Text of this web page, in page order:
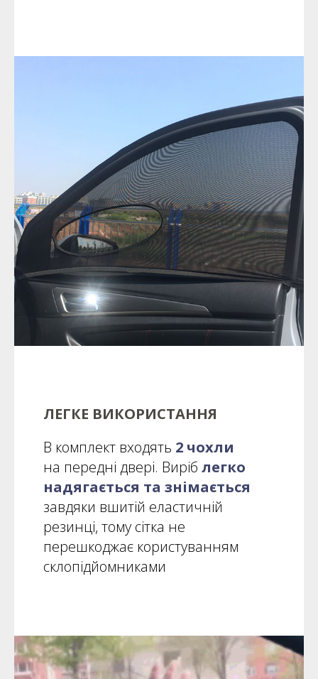
ЛЕГКЕ ВИКОРИСТАННЯ
В комплект входять 2 чохли
на передні двері. Виріб легко
надягається та знімається
завдяки вшитій еластичній
резинці, тому сітка не
перешкоджає користуванням
склопідйомниками